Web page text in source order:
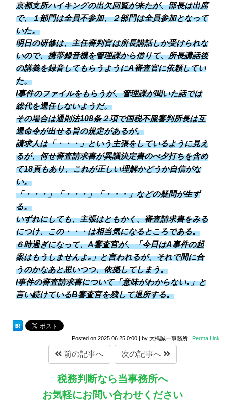
京都支所ハイキングの出欠回覧が来たが、部長は出席
で、１部門は全員不参加、２部門は全員参加となって
いた。
明日の研修は、主任審判官は所長講話しか受けられな
いので、携帯録音機を管理課から借りて、所長講話後
の講義を録音してもらうようにA審査官に依頼してい
た。
I事件のファイルをもらうが、管理課が聞いた話では
総代を選任しないようだ。
その場合は通則法108条２項で国税不服審判所長は互
選命令が出せる旨の規定があるが。
請求人は「・・・」という主張をしているように見え
るが、何せ審査請求書が異議決定書のべ夕打ちを含め
て18頁もあり、これが正しい理解かどうか自信がな
い。
「・・・」「・・・」「・・・」などの疑問が生ず
る。
いずれにしても、主張はともかく、審査請求書をみる
につけ、この・・・は相当気になるところである。
６時過ぎになって、A審査官が、「今日はA事件の起
案はもうしませんよ｡」と言われるが、それで間に合
うのかなあと思いつつ、依拠してしまう。
I事件の審査請求書について「意味がわからない｡」と
言い続けているB審査官を残して退所する。
Posted on 2025.06.25 0:00 | by 大橋誠一事務所 | Perma Link
前の記事へ 次の記事へ
税務判断なら当事務所へ
お気軽にお問い合わせください